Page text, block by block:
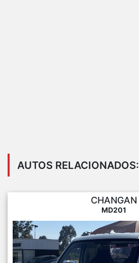
AUTOS RELACIONADOS:
CHANGAN
MD201